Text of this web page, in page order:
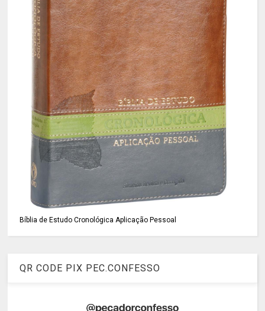
Bíblia de Estudo Cronológica Aplicação Pessoal
QR CODE PIX PEC.CONFESSO